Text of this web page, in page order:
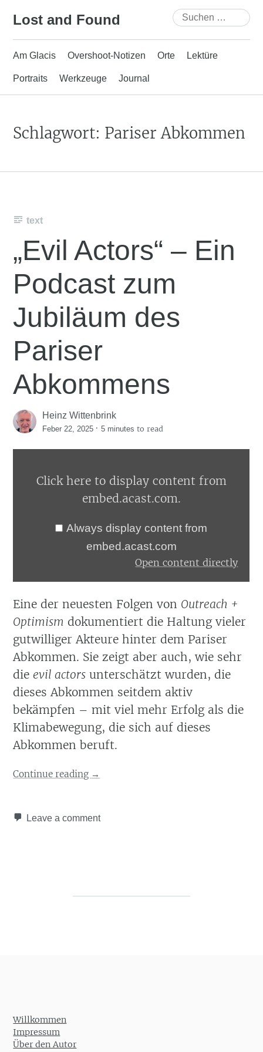
Lost and Found
Suchen
nach:
Am Glacis Overshoot-Notizen Orte Lektüre
Portraits Werkzeuge Journal
Schlagwort: Pariser Abkommen
text
„Evil Actors“ – Ein
Podcast zum
Jubiläum des
Pariser
Abkommens
Heinz Wittenbrink
Feber 22, 2025 ·5 minutes to read
embed.acast.com
Click here to display content from
embed.acast.com.
Always display content from
embed.acast.com
Open content directly
Eine der neuesten Folgen von Outreach +
Optimism dokumentiert die Haltung vieler
gutwilliger Akteure hinter dem Pariser
Abkommen. Sie zeigt aber auch, wie sehr
die evil actors unterschätzt wurden, die
dieses Abkommen seitdem aktiv
bekämpfen – mit viel mehr Erfolg als die
Klimabewegung, die sich auf dieses
Abkommen beruft.
Continue reading →
Leave a comment
Willkommen
Impressum
Über den Autor